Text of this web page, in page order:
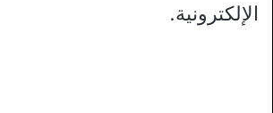
الإلكترونية.